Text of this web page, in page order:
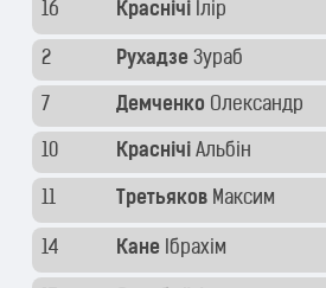
16 Краснічі Ілір
2 Рухадзе Зураб
7 Демченко Олександр
10 Краснічі Альбін
11 Третьяков Максим
14 Кане Ібрахім